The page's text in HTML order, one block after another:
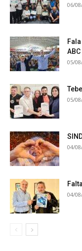
06/
ABC
05/
05/
04/
04/